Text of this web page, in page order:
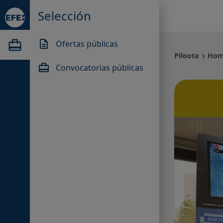
card_travel
Selección
description Ofertas públicas
card_travel Convocatorias públicas
Piloota keyboard_arrow_right